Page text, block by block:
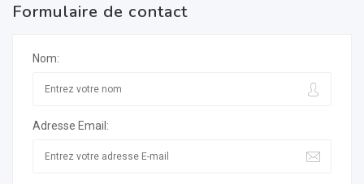
Formulaire de contact
Nom:
Adresse Email: